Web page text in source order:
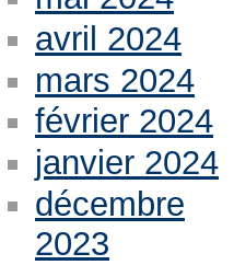
avril 2024
mars 2024
février 2024
janvier 2024
décembre
2023